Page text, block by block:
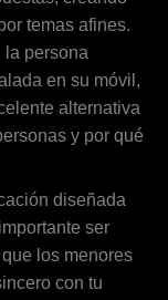
temas afines.
la persona
en su móvil,
alternativa
y por qué
diseñada
ser
los menores
con tu